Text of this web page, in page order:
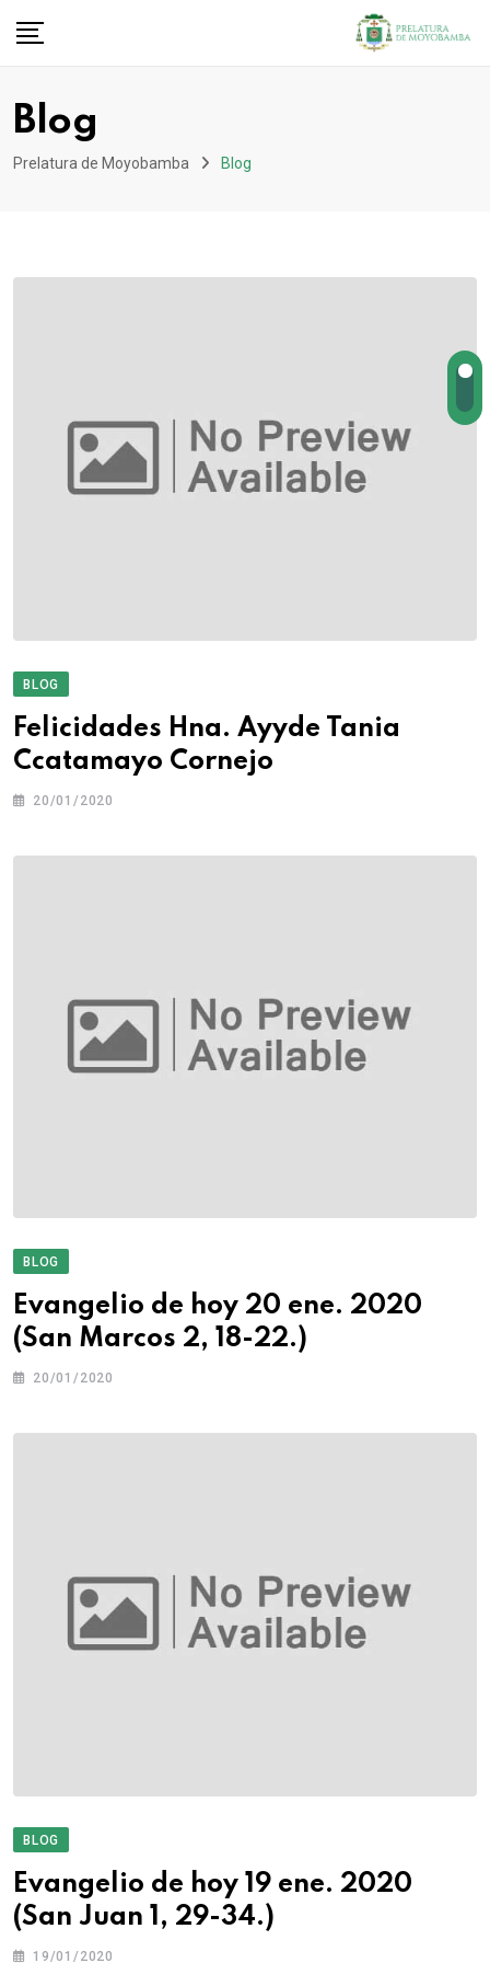
Blog
Prelatura de Moyobamba Blog
BLOG
Felicidades Hna. Ayyde Tania
Ccatamayo Cornejo
20/01/2020
BLOG
Evangelio de hoy 20 ene. 2020
(San Marcos 2, 18-22.)
20/01/2020
BLOG
Evangelio de hoy 19 ene. 2020
(San Juan 1, 29-34.)
19/01/2020